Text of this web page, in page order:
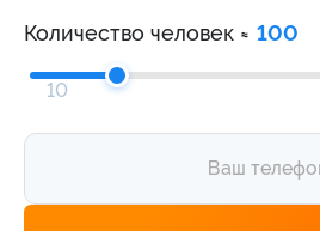
Количество человек ≈ 100
10